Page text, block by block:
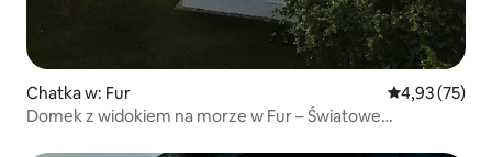
Chatka w: Fur Średnia
4,93 (75)
Domek z widokiem na morze w Fur – Światowe